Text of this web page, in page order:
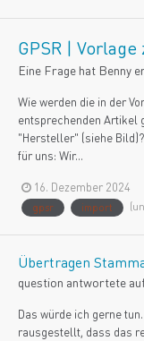
GPSR |
Eine Frage hat Benny
Wie werden die in der
entsprechenden Artikel
"Hersteller" (siehe
für uns: Wir...
16. Dezember 2024
gpsr import
Übertragen
question antwortete
Das würde ich gerne
rausgestellt, dass das